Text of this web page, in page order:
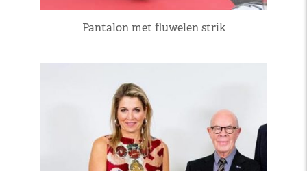
Pantalon met fluwelen strik